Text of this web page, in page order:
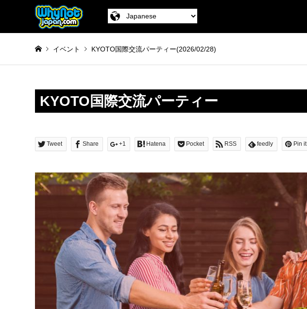
イベント KYOTO国際交流パーティー(2026/02/28)
KYOTO国際交流パーティー
Tweet Share +1 Hatena Pocket RSS feedly Pin it